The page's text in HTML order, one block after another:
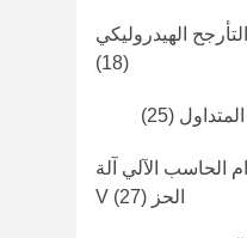
الهيدروليكي
(18)
المتداول (25)
الحاسب الآلي آلة
الحز V (27)